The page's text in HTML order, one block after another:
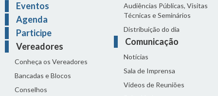
Eventos
Agenda
Participe
Vereadores
Conheça os Vereadores
Bancadas e Blocos
Conselhos
Audiências Públicas, Visitas
Técnicas e Seminários
Distribuição do dia
Comunicação
Notícias
Sala de Imprensa
Vídeos de Reuniões